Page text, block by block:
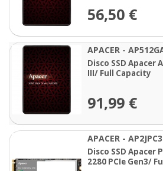
56,50 €
APACER -
Disco SSD Apacer
III/ Full Capacity
91,99 €
APACER -
Disco SSD Apacer
2280 PCIe Gen3/